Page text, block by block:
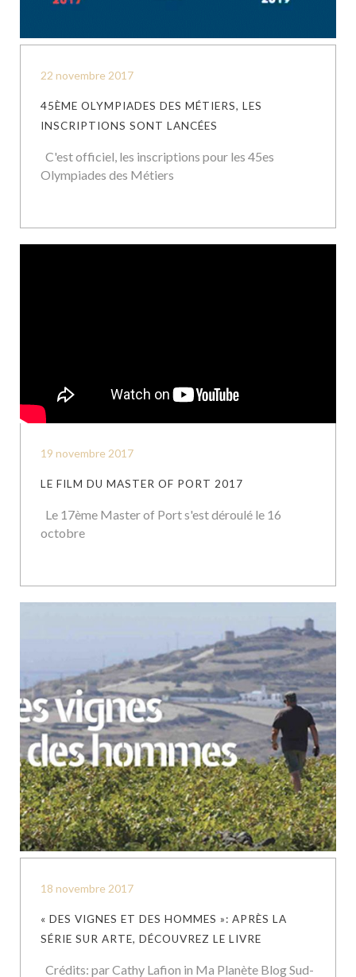
22 novembre 2017
45ÈME OLYMPIADES DES MÉTIERS, LES
INSCRIPTIONS SONT LANCÉES
C'est officiel, les inscriptions pour les 45es
Olympiades des Métiers
19 novembre 2017
LE FILM DU MASTER OF PORT 2017
Le 17ème Master of Port s'est déroulé le 16
octobre
18 novembre 2017
« DES VIGNES ET DES HOMMES »: APRÈS LA
SÉRIE SUR ARTE, DÉCOUVREZ LE LIVRE
Crédits: par Cathy Lafion in Ma Planète Blog Sud-